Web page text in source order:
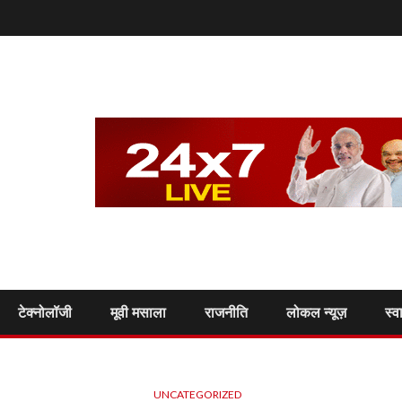
टेक्नोलॉजी मूवी मसाला राजनीति लोकल न्यूज़
UNCATEGORIZED